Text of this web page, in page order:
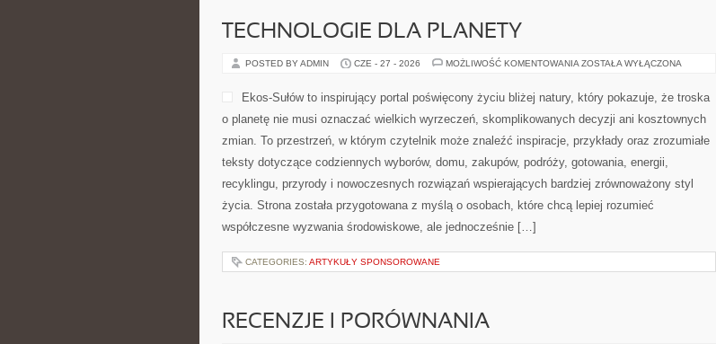
TECHNOLOGIE DLA PLANETY
POSTED BY ADMIN CZE - 27 - 2026 MOŻLIWOŚĆ KOMENTOWANIA TECHNOLOGIE
ZOSTAŁA WYŁĄCZONA
Ekos-Sułów to inspirujący portal poświęcony życiu bliżej natury, który pokazuje, że troska
o planetę nie musi oznaczać wielkich wyrzeczeń, skomplikowanych decyzji ani kosztownych
zmian. To przestrzeń, w którym czytelnik może znaleźć inspiracje, przykłady oraz zrozumiałe
teksty dotyczące codziennych wyborów, domu, zakupów, podróży, gotowania, energii,
recyklingu, przyrody i nowoczesnych rozwiązań wspierających bardziej zrównoważony styl
życia. Strona została przygotowana z myślą o osobach, które chcą lepiej rozumieć
współczesne wyzwania środowiskowe, ale jednocześnie […]
CATEGORIES: ARTYKUŁY SPONSOROWANE
RECENZJE I PORÓWNANIA